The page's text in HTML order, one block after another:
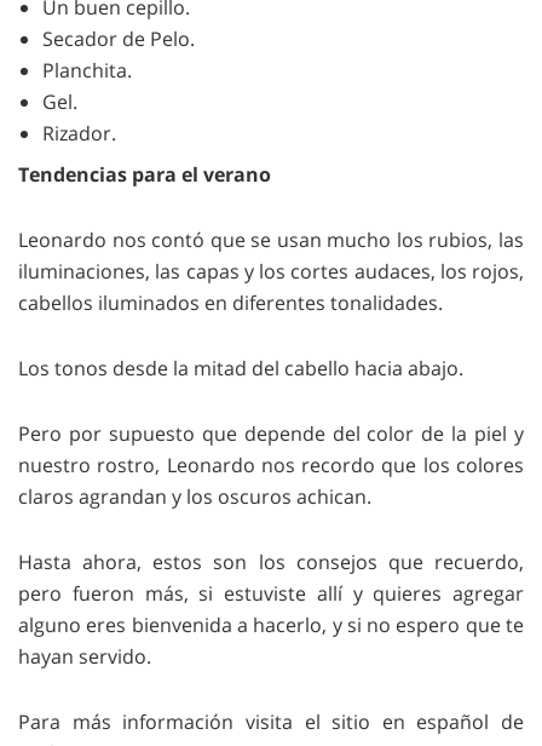
Un buen cepillo.
Secador de Pelo.
Planchita.
Gel.
Rizador.
Tendencias para el verano
Leonardo nos contó que se usan mucho los rubios, las
iluminaciones, las capas y los cortes audaces, los rojos,
cabellos iluminados en diferentes tonalidades.
Los tonos desde la mitad del cabello hacia abajo.
Pero por supuesto que depende del color de la piel y
nuestro rostro, Leonardo nos recordo que los colores
claros agrandan y los oscuros achican.
Hasta ahora, estos son los consejos que recuerdo,
pero fueron más, si estuviste allí y quieres agregar
alguno eres bienvenida a hacerlo, y si no espero que te
hayan servido.
Para más información visita el sitio en español de